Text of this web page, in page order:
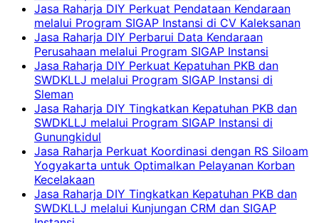
Jasa Raharja DIY Perkuat Pendataan Kendaraan
melalui Program SIGAP Instansi di CV Kaleksanan
Jasa Raharja DIY Perbarui Data Kendaraan
Perusahaan melalui Program SIGAP Instansi
Jasa Raharja DIY Perkuat Kepatuhan PKB dan
SWDKLLJ melalui Program SIGAP Instansi di
Sleman
Jasa Raharja DIY Tingkatkan Kepatuhan PKB dan
SWDKLLJ melalui Program SIGAP Instansi di
Gunungkidul
Jasa Raharja Perkuat Koordinasi dengan RS Siloam
Yogyakarta untuk Optimalkan Pelayanan Korban
Kecelakaan
Jasa Raharja DIY Tingkatkan Kepatuhan PKB dan
SWDKLLJ melalui Kunjungan CRM dan SIGAP